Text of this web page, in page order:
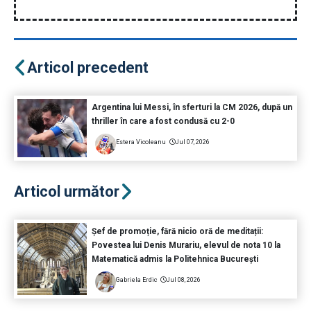
Articol precedent
Argentina lui Messi, în sferturi la CM 2026, după un
thriller în care a fost condusă cu 2-0
Estera Vicoleanu Jul 07, 2026
Articol următor
Șef de promoție, fără nicio oră de meditații:
Povestea lui Denis Murariu, elevul de nota 10 la
Matematică admis la Politehnica București
Gabriela Erdic Jul 08, 2026